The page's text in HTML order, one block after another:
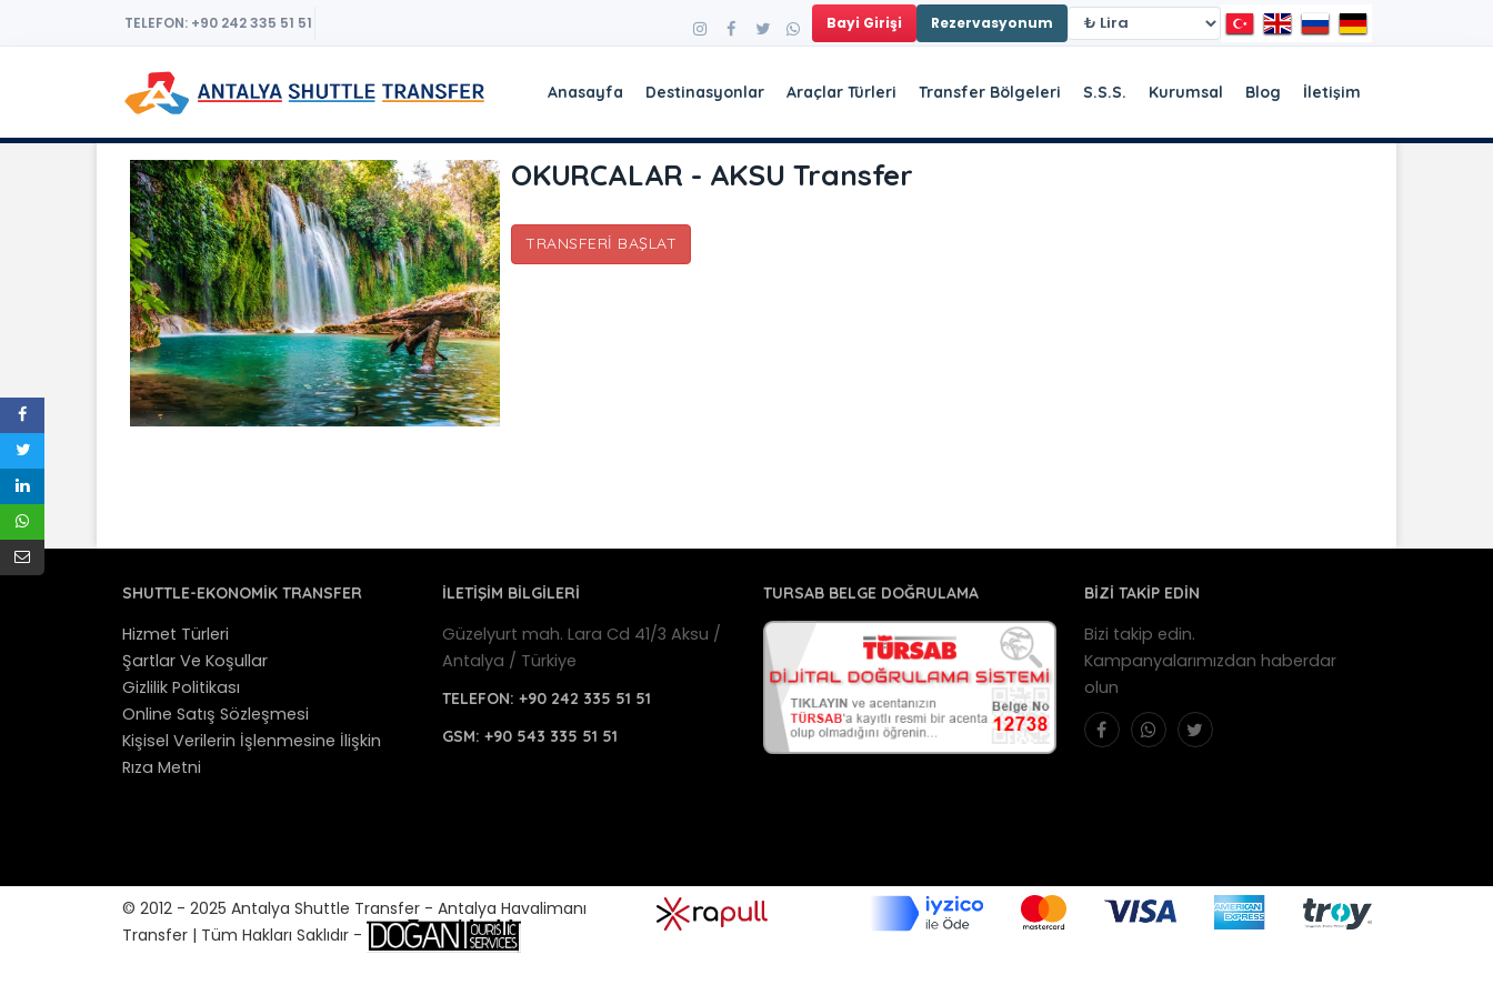
TELEFON: +90 242 335 51 51 Bayi Girişi Rezervasyonum
Anasayfa Destinasyonlar Araçlar Türleri Transfer Bölgeleri S.S.S. Kurumsal Blog İletişim
OKURCALAR - AKSU Transfer
TRANSFERI BAŞLAT
SHUTTLE-EKONOMIK TRANSFER
Hizmet Türleri
Şartlar Ve Koşullar
Gizlilik Politikası
Online Satış Sözleşmesi
Kişisel Verilerin İşlenmesine İlişkin
Rıza Metni
İLETİŞİM BİLGİLERİ
Güzelyurt mah. Lara Cd 41/3 Aksu /
Antalya / Türkiye
TELEFON:+90 242 335 51 51
GSM:+90 543 335 51 51
TURSAB BELGE DOĞRULAMA BİZİ TAKİP EDİN
Bizi takip edin.
Kampanyalarımızdan haberdar
olun
© 2012 - 2025 Antalya Shuttle Transfer - Antalya Havalimanı
Transfer | Tüm Hakları Saklıdır -